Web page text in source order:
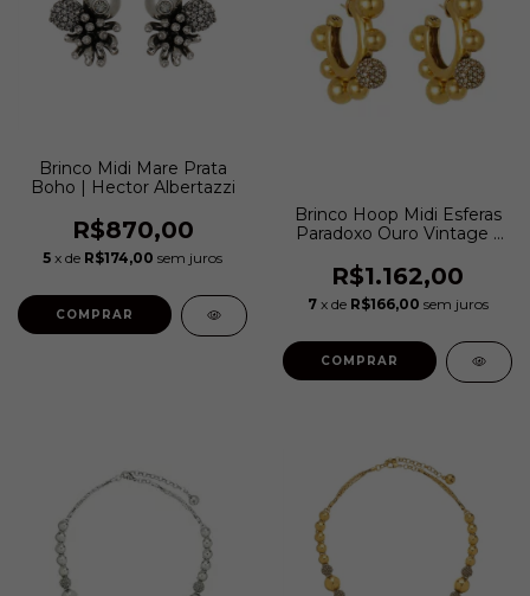
Brinco Midi Mare Prata
Boho | Hector Albertazzi
R$870,00
5 x de R$174,00 sem juros
COMPRAR
Brinco Hoop Midi Esferas
Paradoxo Ouro Vintage |
R$1.162,00
7 x de R$166,00 sem juros